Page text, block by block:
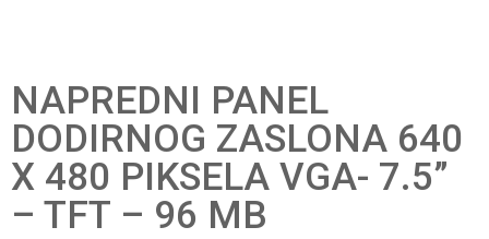
NAPREDNI PANEL
DODIRNOG ZASLONA 640
X 480 PIKSELA VGA- 7.5”
– TFT – 96 MB